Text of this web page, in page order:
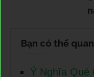
Bạn có thể
Ý Nghĩa Quẻ